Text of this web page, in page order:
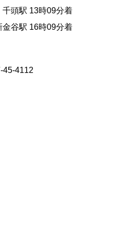
頭駅 13時09分着
谷駅 16時09分着
45-4112